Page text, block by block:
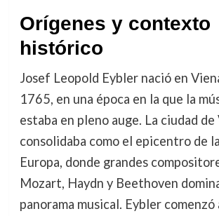
Orígenes y contexto
histórico
Josef Leopold Eybler nació en
1765, en una época en la que la
estaba en pleno auge. La ciudad de
consolidaba como el epicentro de
Europa, donde grandes
Mozart, Haydn y Beethoven
panorama musical. Eybler